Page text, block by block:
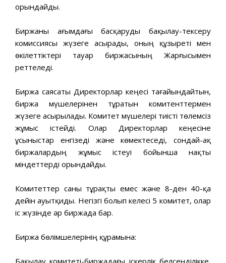
орындайды.
Биржаны ағымдағы басқаруды бақылау-тексеру
комиссиясы жүзеге асырады, оның құзыреті мен
өкілеттіктері тауар биржасының Жарғысымен
реттеледі.
Биржа саясаты Директорлар кеңесі тағайындайтын,
биржа мүшелерінен тұратын комитенттермен
жүзеге асырылады. Комитет мүшелері тиісті төлемсіз
жұмыс істейді. Олар Директорлар кеңесіне
ұсыныстар енгізеді және көмектеседі, сондай-ақ
биржалардың жұмыс істеуі бойынша нақты
міндеттерді орындайды.
Комитеттер саны тұрақты емес және 8-ден 40-қа
дейін ауытқиды. Негізгі болып келесі 5 комитет, олар
іс жүзінде әр биржада бар.
Биржа бөлімшелерінің құрамына:
Бақылау комитеті-биржадағы іскерлік белсенділікке,